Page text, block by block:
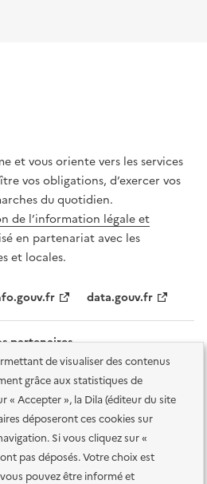
de visualiser des contenus
grâce aux statistiques de
« Accepter », la Dila (éditeur du site
déposeront ces cookies sur
Si vous cliquez sur «
pas déposés. Votre choix est
pouvez être informé et
et vous oriente vers les services
vos obligations, d’exercer vos
du quotidien.
de l’information légale et
en partenariat avec les
et locales.
data.gouv.fr
partenaires
conforme
Accessibilité des
Données personnelles et sécurité